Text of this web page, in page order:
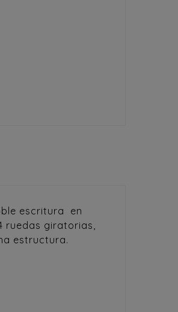
escritura en
ruedas giratorias,
estructura.